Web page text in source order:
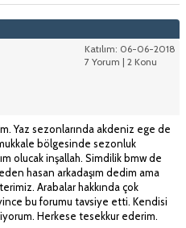
Katılım: 06-06-2018
7 Yorum | 2 Konu
Yaz sezonlarında akdeniz ege de
bölgesinde sezonluk
olucak inşallah. Simdilik bmw de
hasan arkadaşım dedim ama
Arabalar hakkında çok
bu forumu tavsiye etti. Kendisi
Herkese tesekkur ederim.